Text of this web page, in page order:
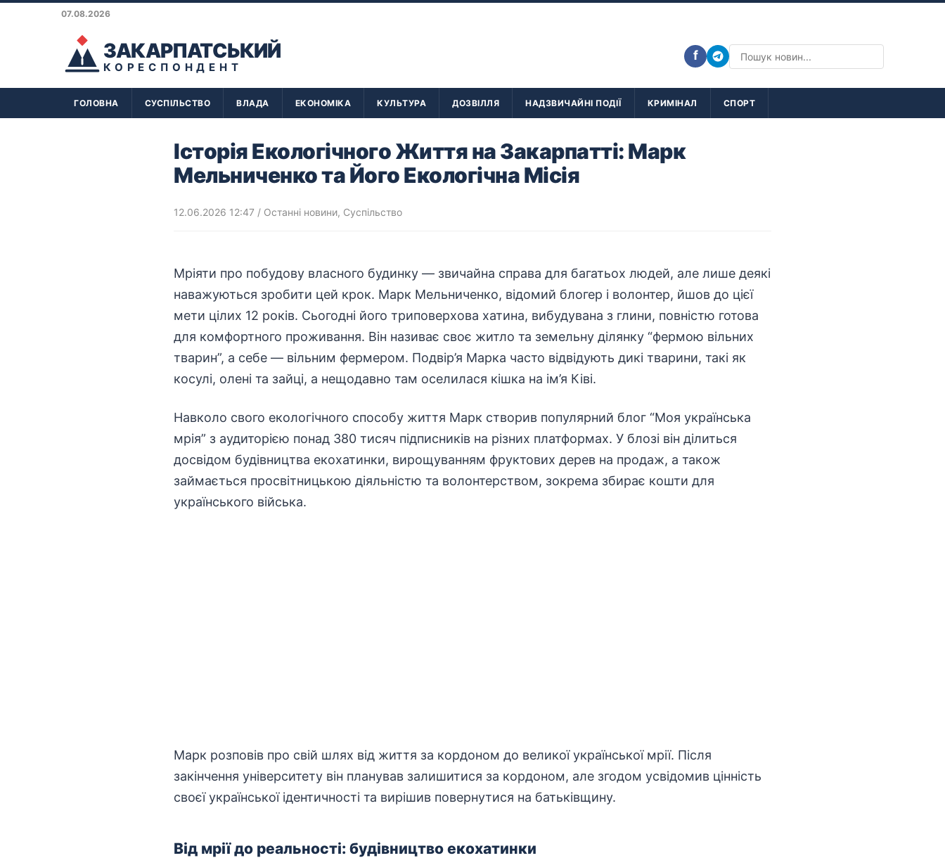
07.08.2026
ЗАКАРПАТСЬКИЙ
КОРЕСПОНДЕНТ
f
ГОЛОВНА СУСПІЛЬСТВО ВЛАДА ЕКОНОМІКА КУЛЬТУРА ДОЗВІЛЛЯ НАДЗВИЧАЙНІ ПОДІЇ КРИМІНАЛ СПОРТ
Історія Екологічного Життя на Закарпатті: Марк
Мельниченко та Його Екологічна Місія
12.06.2026 12:47 / Останні новини, Суспільство
Мріяти про побудову власного будинку — звичайна справа для багатьох людей, але лише деякі
наважуються зробити цей крок. Марк Мельниченко, відомий блогер і волонтер, йшов до цієї
мети цілих 12 років. Сьогодні його триповерхова хатина, вибудувана з глини, повністю готова
для комфортного проживання. Він називає своє житло та земельну ділянку “фермою вільних
тварин”, а себе — вільним фермером. Подвір’я Марка часто відвідують дикі тварини, такі як
косулі, олені та зайці, а нещодавно там оселилася кішка на ім’я Ківі.
Навколо свого екологічного способу життя Марк створив популярний блог “Моя українська
мрія” з аудиторією понад 380 тисяч підписників на різних платформах. У блозі він ділиться
досвідом будівництва екохатинки, вирощуванням фруктових дерев на продаж, а також
займається просвітницькою діяльністю та волонтерством, зокрема збирає кошти для
українського війська.
Марк розповів про свій шлях від життя за кордоном до великої української мрії. Після
закінчення університету він планував залишитися за кордоном, але згодом усвідомив цінність
своєї української ідентичності та вирішив повернутися на батьківщину.
Від мрії до реальності: будівництво екохатинки